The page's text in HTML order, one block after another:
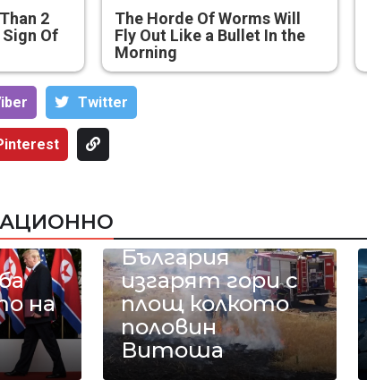
2
Sign Of
The Horde Of Worms Will
Fly Out Like a Bullet In the
Morning
Тwitter
на
Всяка година в
България
изгарят гори с
площ колкото
половин
Витоша
за